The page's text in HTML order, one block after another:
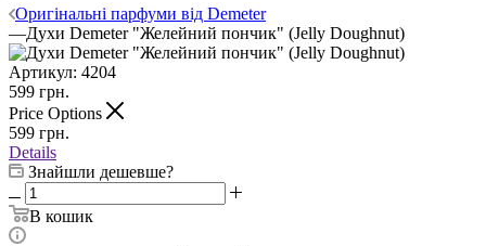
Оригінальні парфуми від Demeter
—Духи Demeter "Желейний пончик" (Jelly Doughnut)
Артикул: 4204
599 грн.
Price Options
599 грн.
Details
Знайшли дешевше?
В кошик